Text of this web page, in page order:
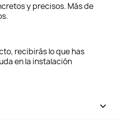
y precisos. Más de
recibirás lo que has
en la instalación
